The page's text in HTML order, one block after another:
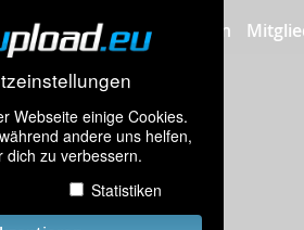
Webseite einige Cookies.
andere uns helfen,
dich zu verbessern.
Statistiken
Bilder hochladen